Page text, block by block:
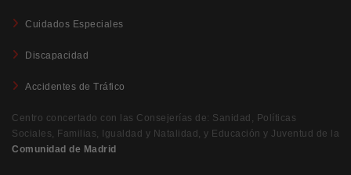
Cuidados Especiales
Discapacidad
Accidentes de Tráfico
Centro concertado con las Consejerías de: Sanidad, Políticas
Sociales, Familias, Igualdad y Natalidad, y Educación y Juventud de la
Comunidad de Madrid